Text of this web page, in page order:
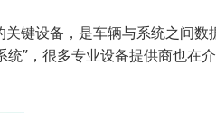
键设备，是车辆与系统之间
”，很多专业设备提供商也在